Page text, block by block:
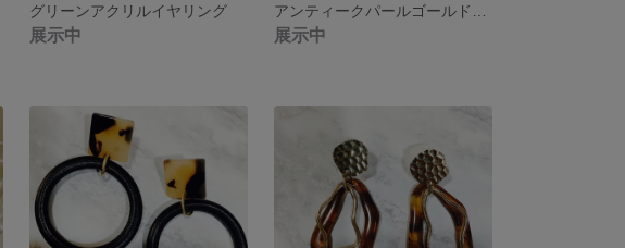
グリーンアクリルイヤリング
展示中 展示中